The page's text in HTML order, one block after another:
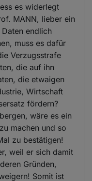
es widerlegt
MANN, lieber ein
endlich
muss es dafür
Verzugsstrafe
die auf ihn
die etwaigen
Wirtschaft
fördern?
wäre es ein
machen und so
zu bestätigen!
weil er sich damit
Gründen,
Somit ist